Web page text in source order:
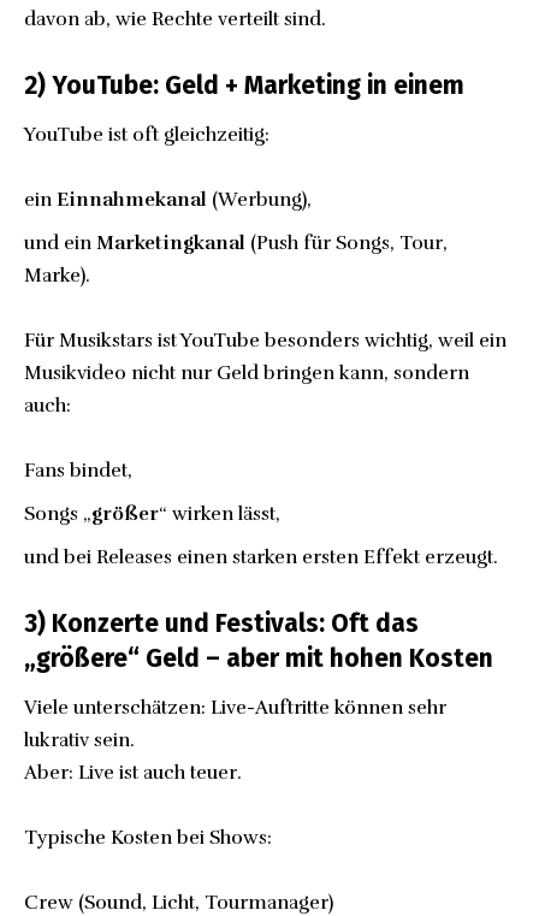
davon ab, wie Rechte verteilt sind.
2) YouTube: Geld + Marketing in einem
YouTube ist oft gleichzeitig:
ein Einnahmekanal (Werbung),
und ein Marketingkanal (Push für Songs, Tour,
Marke).
Für Musikstars ist YouTube besonders wichtig, weil ein
Musikvideo nicht nur Geld bringen kann, sondern
auch:
Fans bindet,
Songs „größer“ wirken lässt,
und bei Releases einen starken ersten Effekt erzeugt.
3) Konzerte und Festivals: Oft das
„größere“ Geld – aber mit hohen Kosten
Viele unterschätzen: Live-Auftritte können sehr
lukrativ sein.
Aber: Live ist auch teuer.
Typische Kosten bei Shows:
Crew (Sound, Licht, Tourmanager)